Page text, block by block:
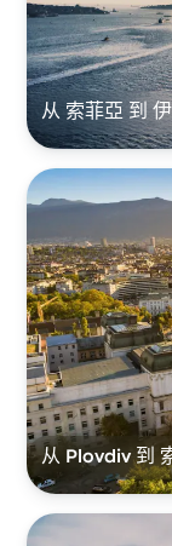
从 索菲亞 到
从 Plovdiv 到